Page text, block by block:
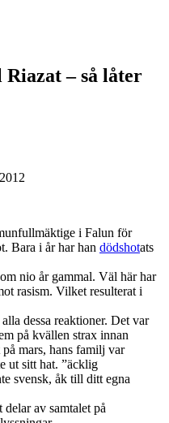
– så låter
i Falun för
Bara i år har han dödshotats
nio år gammal. Väl här har
rasism. Vilket resulterat i
dessa reaktioner. Det var
på kvällen strax innan
mars, hans familj var
ut sitt hat. ”äcklig
svensk, åk till ditt egna
av samtalet på